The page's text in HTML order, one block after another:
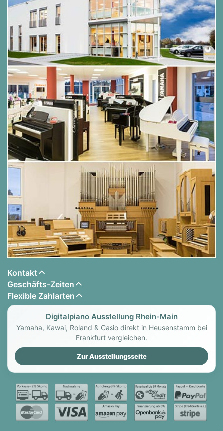
Kontakt
Geschäfts-Zeiten
Flexible Zahlarten
Digitalpiano Ausstellung Rhein-Main
Yamaha, Kawai, Roland & Casio direkt in Heusenstamm bei
Frankfurt vergleichen.
Zur Ausstellungsseite